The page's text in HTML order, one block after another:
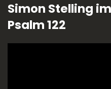
Simon Stelling
Psalm 122